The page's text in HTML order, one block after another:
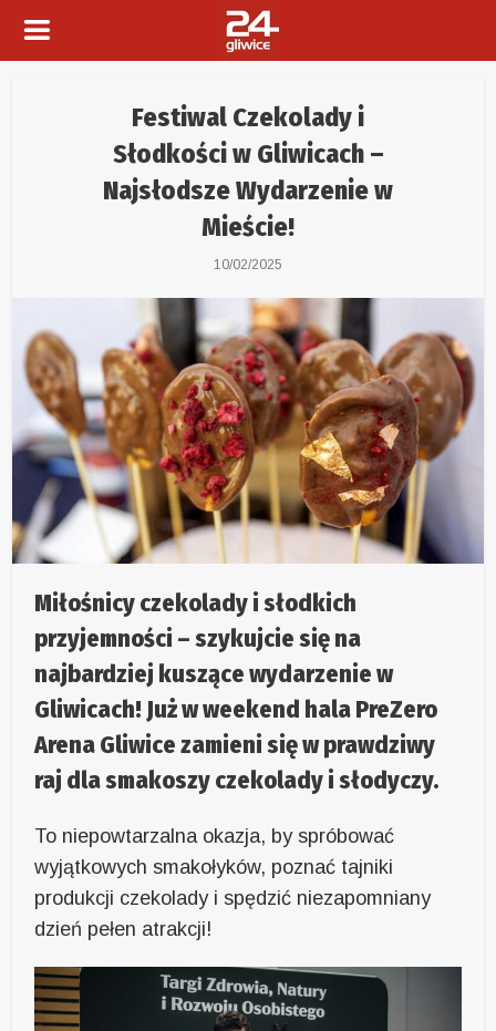
Festiwal Czekolady i
Słodkości w Gliwicach –
Najsłodsze Wydarzenie w
Mieście!
10/02/2025
Miłośnicy czekolady i słodkich
przyjemności – szykujcie się na
najbardziej kuszące wydarzenie w
Gliwicach! Już w weekend hala PreZero
Arena Gliwice zamieni się w prawdziwy
raj dla smakoszy czekolady i słodyczy.
To niepowtarzalna okazja, by spróbować
wyjątkowych smakołyków, poznać tajniki
produkcji czekolady i spędzić niezapomniany
dzień pełen atrakcji!